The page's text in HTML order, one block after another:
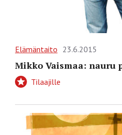
Elämäntaito 23.6.2015
Mikko Vaismaa: nauru
Tilaajille